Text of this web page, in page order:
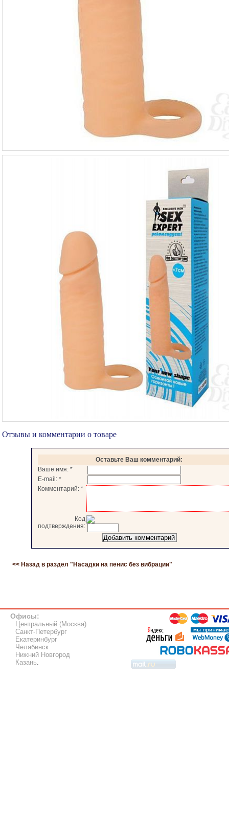
Отзывы и комментарии о товаре
Оставьте Ваш комментарий:
Ваше имя: *
E-mail: *
Комментарий: *
Код
подтверждения:
<< Назад в раздел " Насадки на пенис без вибрации"
Офисы:
Центральный (Москва)
Санкт-Петербург
Екатеринбург
Челябинск
Нижний Новгород
Казань.